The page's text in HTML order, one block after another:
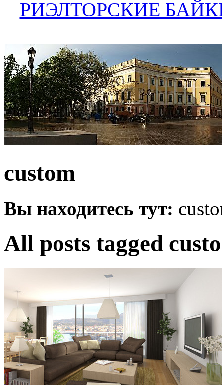
РИЭЛТОРСКИЕ
custom
Вы находитесь тут:
All posts tagged